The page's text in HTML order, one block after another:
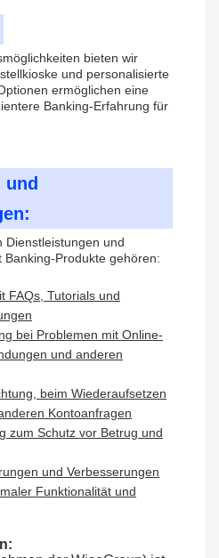
bieten wir
und personalisierte
ermöglichen eine
Banking-Erfahrung für
und
Dienstleistungen und
Produkte gehören:
FAQs, Tutorials und
bei Problemen mit Online-
und anderen
beim Wiederaufsetzen
Kontoanfragen
zum Schutz vor Betrug und
und Verbesserungen
Funktionalität und